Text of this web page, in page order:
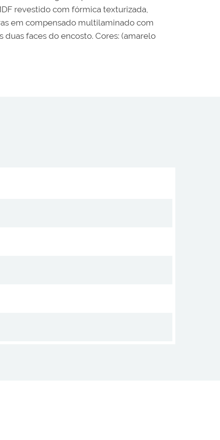
revestido com fórmica texturizada,
em compensado multilaminado com
faces do encosto. Cores: (amarelo